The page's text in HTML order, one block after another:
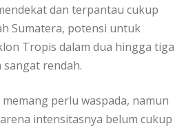
dan terpantau cukup
Sumatera, potensi untuk
Tropis dalam dua hingga tiga
sangat rendah.
perlu waspada, namun
intensitasnya belum cukup